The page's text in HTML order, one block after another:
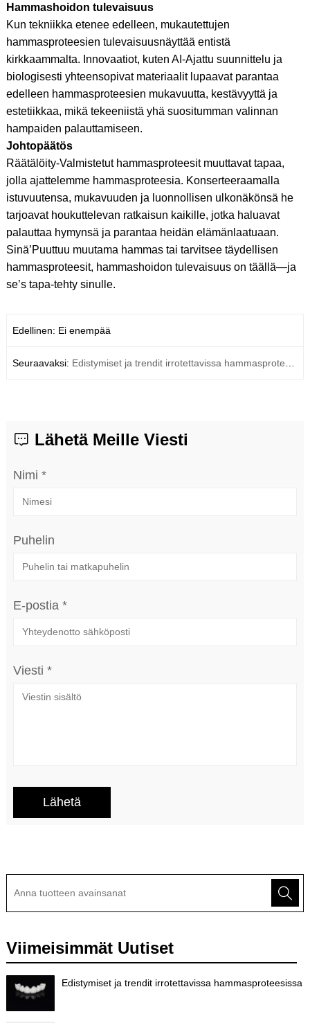
Hammashoidon tulevaisuus
Kun tekniikka etenee edelleen, mukautettujen
hammasproteesien tulevaisuusnäyttää entistä
kirkkaammalta. Innovaatiot, kuten AI-Ajattu suunnittelu ja
biologisesti yhteensopivat materiaalit lupaavat parantaa
edelleen hammasproteesien mukavuutta, kestävyyttä ja
estetiikkaa, mikä tekeeniistä yhä suositumman valinnan
hampaiden palauttamiseen.
Johtopäätös
Räätälöity-Valmistetut hammasproteesit muuttavat tapaa,
jolla ajattelemme hammasproteesia. Konserteeraamalla
istuvuutensa, mukavuuden ja luonnollisen ulkonäkönsä he
tarjoavat houkuttelevan ratkaisun kaikille, jotka haluavat
palauttaa hymynsä ja parantaa heidän elämänlaatuaan.
Sinä’Puuttuu muutama hammas tai tarvitsee täydellisen
hammasproteesit, hammashoidon tulevaisuus on täällä—ja
se’s tapa-tehty sinulle.
Edellinen: Ei enempää
Seuraavaksi: Edistymiset ja trendit irrotettavissa hammasproteesissa
Lähetä Meille Viesti
Nimi *
Puhelin
E-postia *
Viesti *
Viimeisimmät Uutiset
Edistymiset ja trendit irrotettavissa hammasproteesissa